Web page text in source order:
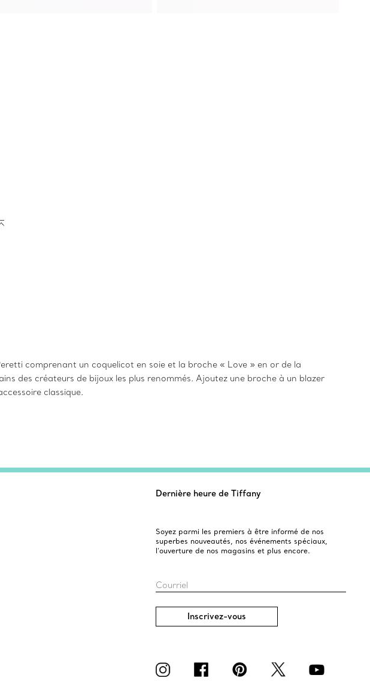
comprenant un coquelicot en soie et la broche « Love » en or de la
des créateurs de bijoux les plus renommés. Ajoutez une broche à un blazer
classique.
Dernière heure de Tiffany
Soyez parmi les premiers à être informé de nos
superbes nouveautés, nos événements spéciaux,
l’ouverture de nos magasins et plus encore.
Courriel
Inscrivez-vous